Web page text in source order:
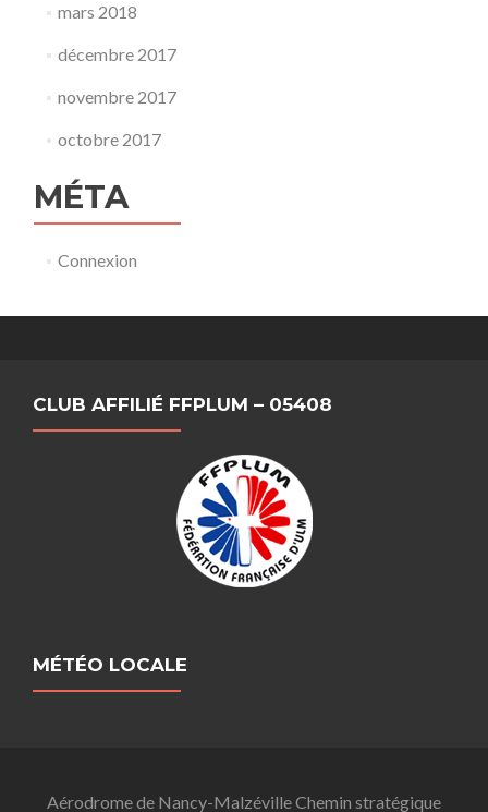
mars 2018
décembre 2017
novembre 2017
octobre 2017
MÉTA
Connexion
CLUB AFFILIÉ FFPLUM – 05408
MÉTÉO LOCALE
Aérodrome de Nancy-Malzéville Chemin stratégique